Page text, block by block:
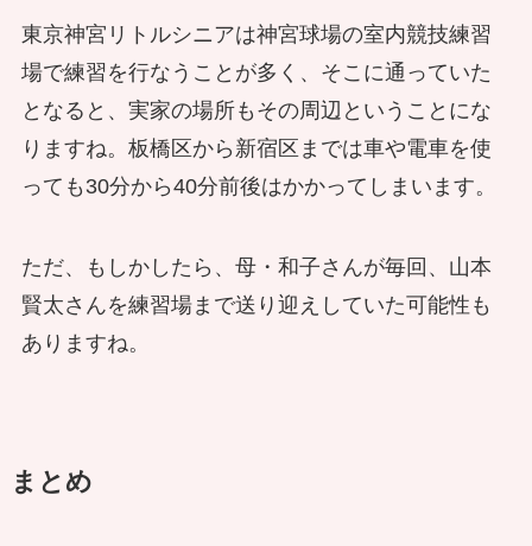
東京神宮リトルシニアは神宮球場の室内競技練習
場で練習を行なうことが多く、そこに通っていた
となると、実家の場所もその周辺ということにな
りますね。板橋区から新宿区までは車や電車を使
っても30分から40分前後はかかってしまいます。
ただ、もしかしたら、母・和子さんが毎回、山本
賢太さんを練習場まで送り迎えしていた可能性も
ありますね。
まとめ